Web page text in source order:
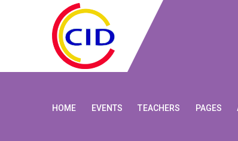
HOME EVENTS TEACHERS PAGES